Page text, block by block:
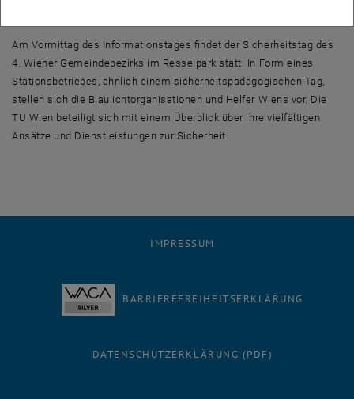
Am Vormittag des Informationstages findet der Sicherheitstag des
4. Wiener Gemeindebezirks im Resselpark statt. In Form eines
Stationsbetriebes, ähnlich einem sicherheitspädagogischen Tag,
stellen sich die Blaulichtorganisationen und Helfer Wiens vor. Die
TU Wien beteiligt sich mit einem Überblick über ihre vielfältigen
Ansätze und Dienstleistungen zur Sicherheit.
IMPRESSUM
BARRIEREFREIHEITSERKLÄRUNG
DATENSCHUTZERKLÄRUNG (PDF)